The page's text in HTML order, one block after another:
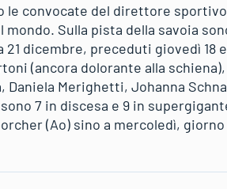
le convocate del direttore sportivo
mondo. Sulla pista della savoia
21 dicembre, preceduti giovedì
(ancora dolorante alla
Daniela Merighetti, Johanna
sono 7 in discesa e 9 in
(Ao) sino a mercoledì,